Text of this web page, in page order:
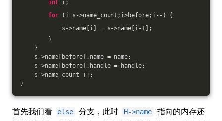
int i;
for (i=s->name_count;i>before;i--) {
s->name[i] = s->name[i-1 ];
}
}
s->name[before].name = name;
s->name[before].handle = handle;
s->name_count ++;
}
首先我们看 else 分支，此时 H->name
指向的内存还